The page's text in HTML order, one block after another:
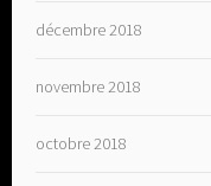
décembre 2018
novembre 2018
octobre 2018